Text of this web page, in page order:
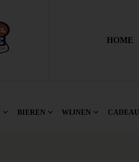
HOME
BIEREN WIJNEN CADEAU